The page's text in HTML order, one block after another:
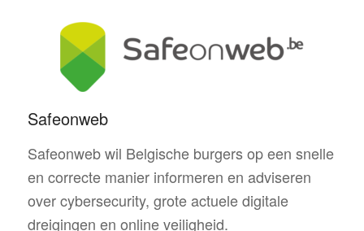
Safeonweb
Safeonweb wil Belgische burgers op een snelle
en correcte manier informeren en adviseren
over cybersecurity, grote actuele digitale
dreigingen en online veiligheid.